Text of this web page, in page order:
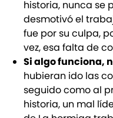
historia, nunca se
desmotivó el
fue por su culpa,
vez, esa falta de
Si algo funciona,
hubieran ido las
seguido como al
historia, un mal